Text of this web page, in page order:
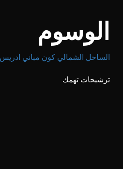
الوسوم
الساحل الشمالي كون مباني ادريس
ترشيحات تهمك